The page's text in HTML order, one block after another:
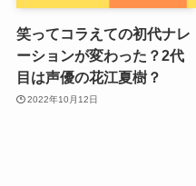
笑ってコラえての初代ナレ
ーションが変わった？2代
目は声優の花江夏樹？
2022年10月12日